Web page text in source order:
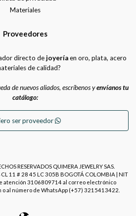
Materiales
Proveedores
directo dejoyeríaen oro, plata, acero
de calidad?
de nuevos aliados, escríbenos yenvíanos tu
catálogo:
ser proveedor
RESERVADOS QUIMERA JEWELRY SAS.
CL 11 # 28 45 LC 305B BOGOTÁ COLOMBIA | NIT
atención 3106809714 al correo electrónico
o al número de WhatsApp (+57) 3215413422.